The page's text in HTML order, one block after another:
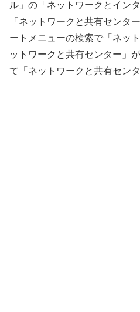
ル」の「ネットワークとイン
「ネットワークと共有センタ
ートメニューの検索で「ネッ
ットワークと共有センター」
て「ネットワークと共有セン